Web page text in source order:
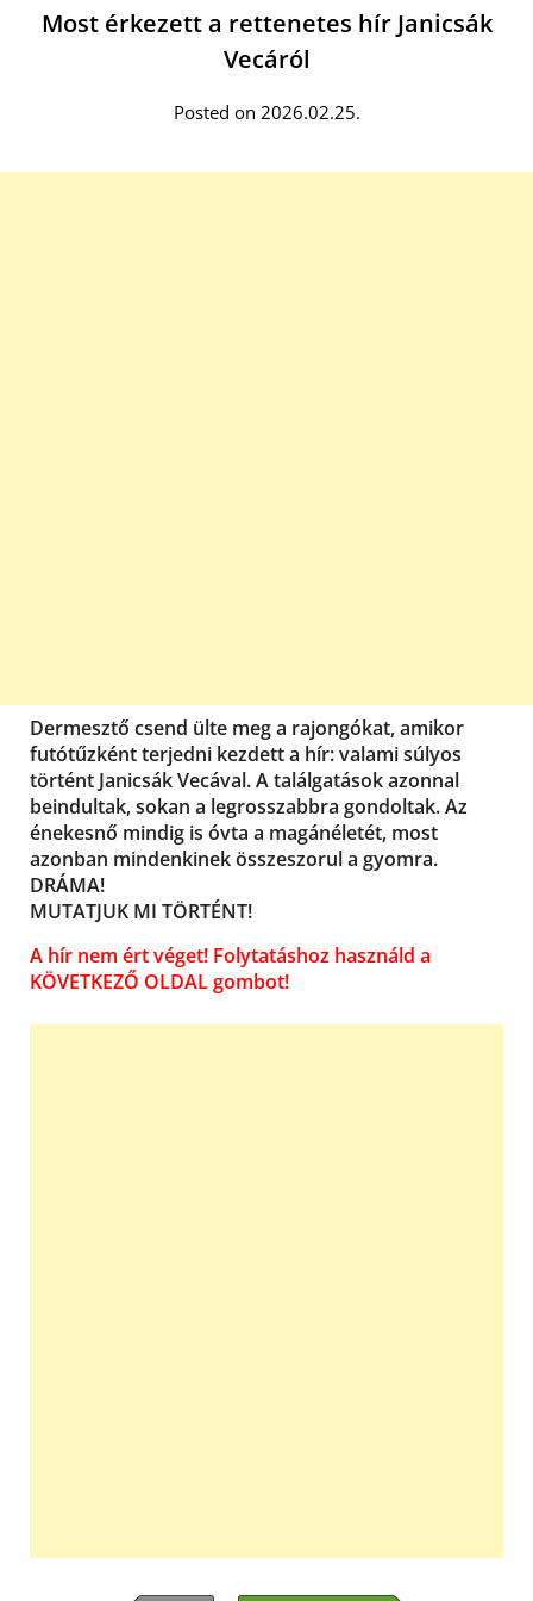
Most érkezett a rettenetes hír Janicsák
Vecáról
Posted on 2026.02.25.
Dermesztő csend ülte meg a rajongókat, amikor
futótűzként terjedni kezdett a hír: valami súlyos
történt Janicsák Vecával. A találgatások azonnal
beindultak, sokan a legrosszabbra gondoltak. Az
énekesnő mindig is óvta a magánéletét, most
azonban mindenkinek összeszorul a gyomra.
DRÁMA!
MUTATJUK MI TÖRTÉNT!
A hír nem ért véget! Folytatáshoz használd a
KÖVETKEZŐ OLDAL gombot!